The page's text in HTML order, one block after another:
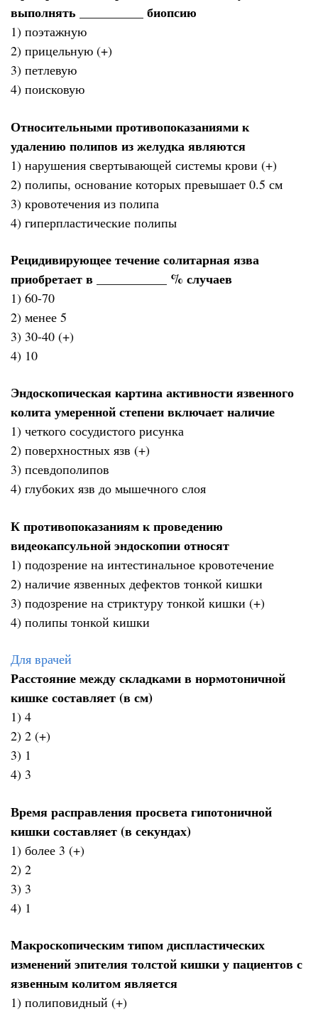
выполнять __________ биопсию
1) поэтажную
2) прицельную (+)
3) петлевую
4) поисковую
Относительными противопоказаниями к
удалению полипов из желудка являются
1) нарушения свертывающей системы крови (+)
2) полипы, основание которых превышает 0.5 см
3) кровотечения из полипа
4) гиперпластические полипы
Рецидивирующее течение солитарная язва
приобретает в ___________ % случаев
1) 60-70
2) менее 5
3) 30-40 (+)
4) 10
Эндоскопическая картина активности язвенного
колита умеренной степени включает наличие
1) четкого сосудистого рисунка
2) поверхностных язв (+)
3) псевдополипов
4) глубоких язв до мышечного слоя
К противопоказаниям к проведению
видеокапсульной эндоскопии относят
1) подозрение на интестинальное кровотечение
2) наличие язвенных дефектов тонкой кишки
3) подозрение на стриктуру тонкой кишки (+)
4) полипы тонкой кишки
Для врачей
Расстояние между складками в нормотоничной
кишке составляет (в см)
1) 4
2) 2 (+)
3) 1
4) 3
Время расправления просвета гипотоничной
кишки составляет (в секундах)
1) более 3 (+)
2) 2
3) 3
4) 1
Макроскопическим типом диспластических
изменений эпителия толстой кишки у пациентов с
язвенным колитом является
1) полиповидный (+)